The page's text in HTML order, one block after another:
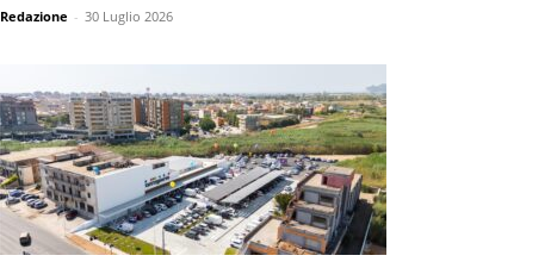
Redazione - 30 Luglio 2026